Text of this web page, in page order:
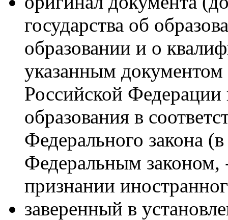
государства об
образовании и о
указанным документом
Российской Федерации
образования в
Федерального закона
Федеральным законом,
признании
заверенный в